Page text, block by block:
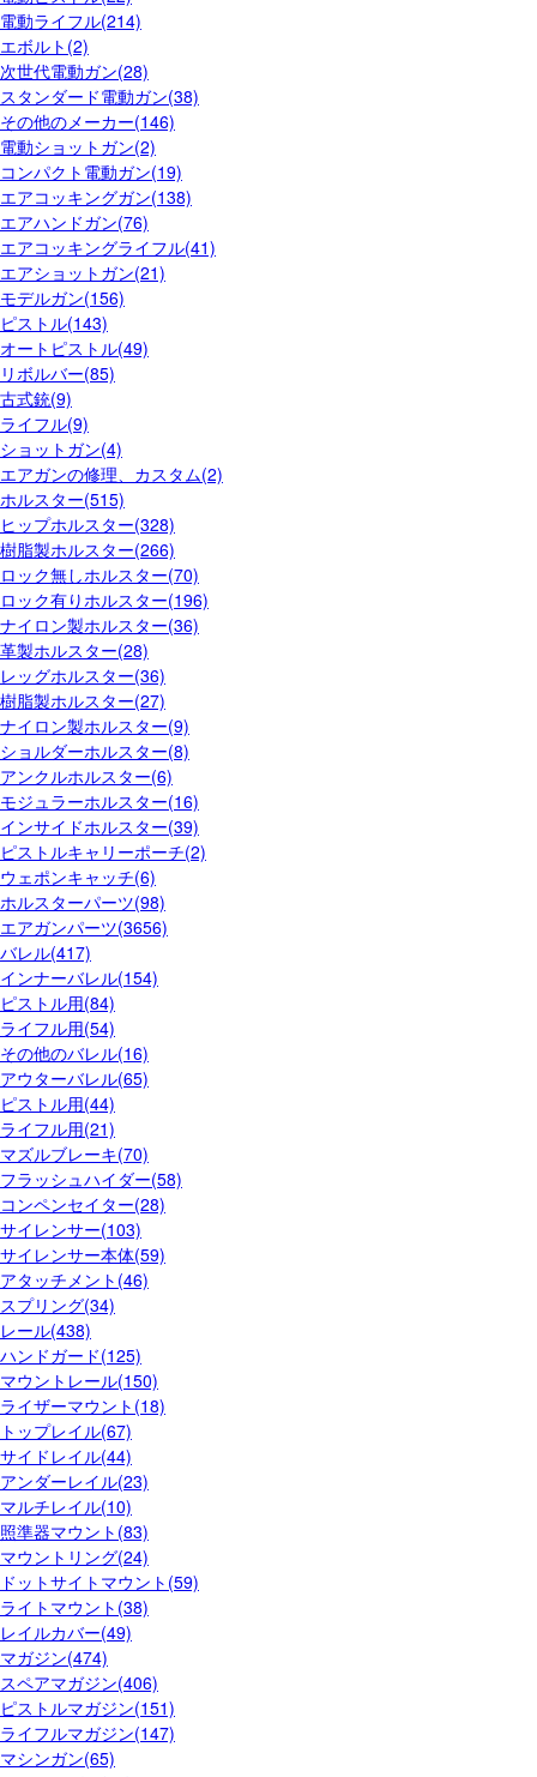
電動ライフル(214)
エボルト(2)
次世代電動ガン(28)
スタンダード電動ガン(38)
その他のメーカー(146)
電動ショットガン(2)
コンパクト電動ガン(19)
エアコッキングガン(138)
エアハンドガン(76)
エアコッキングライフル(41)
エアショットガン(21)
モデルガン(156)
ピストル(143)
オートピストル(49)
リボルバー(85)
古式銃(9)
ライフル(9)
ショットガン(4)
エアガンの修理、カスタム(2)
ホルスター(515)
ヒップホルスター(328)
樹脂製ホルスター(266)
ロック無しホルスター(70)
ロック有りホルスター(196)
ナイロン製ホルスター(36)
革製ホルスター(28)
レッグホルスター(36)
樹脂製ホルスター(27)
ナイロン製ホルスター(9)
ショルダーホルスター(8)
アンクルホルスター(6)
モジュラーホルスター(16)
インサイドホルスター(39)
ピストルキャリーポーチ(2)
ウェポンキャッチ(6)
ホルスターパーツ(98)
エアガンパーツ(3656)
バレル(417)
インナーバレル(154)
ピストル用(84)
ライフル用(54)
その他のバレル(16)
アウターバレル(65)
ピストル用(44)
ライフル用(21)
マズルブレーキ(70)
フラッシュハイダー(58)
コンペンセイター(28)
サイレンサー(103)
サイレンサー本体(59)
アタッチメント(46)
スプリング(34)
レール(438)
ハンドガード(125)
マウントレール(150)
ライザーマウント(18)
トップレイル(67)
サイドレイル(44)
アンダーレイル(23)
マルチレイル(10)
照準器マウント(83)
マウントリング(24)
ドットサイトマウント(59)
ライトマウント(38)
レイルカバー(49)
マガジン(474)
スペアマガジン(406)
ピストルマガジン(151)
ライフルマガジン(147)
マシンガン(65)